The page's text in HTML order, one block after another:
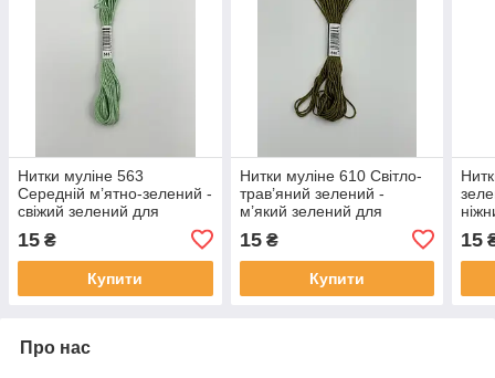
Нитки муліне 563
Середній м’ятно-зелений -
свіжий зелений для
15 ₴
Купити
Нитки муліне 610 Світло-
трав’яний зелений -
м’який зелений для
15₴
Купити
15
Про нас